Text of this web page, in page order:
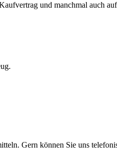
und manchmal auch
Gern können Sie uns